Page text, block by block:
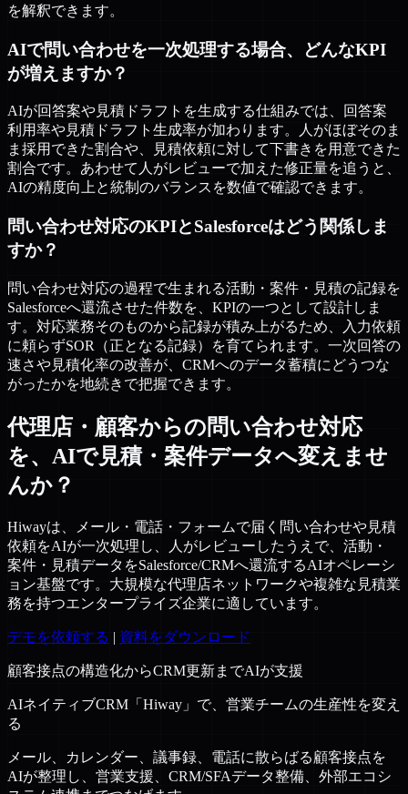
を解釈できます。
AIで問い合わせを一次処理する場合、どんなKPI
が増えますか？
AIが回答案や見積ドラフトを生成する仕組みでは、回答案
利用率や見積ドラフト生成率が加わります。人がほぼそのま
ま採用できた割合や、見積依頼に対して下書きを用意できた
割合です。あわせて人がレビューで加えた修正量を追うと、
AIの精度向上と統制のバランスを数値で確認できます。
問い合わせ対応のKPIとSalesforceはどう関係しま
すか？
問い合わせ対応の過程で生まれる活動・案件・見積の記録を
Salesforceへ還流させた件数を、KPIの一つとして設計しま
す。対応業務そのものから記録が積み上がるため、入力依頼
に頼らずSOR（正となる記録）を育てられます。一次回答の
速さや見積化率の改善が、CRMへのデータ蓄積にどうつな
がったかを地続きで把握できます。
代理店・顧客からの問い合わせ対応
を、AIで見積・案件データへ変えませ
んか？
Hiwayは、メール・電話・フォームで届く問い合わせや見積
依頼をAIが一次処理し、人がレビューしたうえで、活動・
案件・見積データをSalesforce/CRMへ還流するAIオペレーシ
ョン基盤です。大規模な代理店ネットワークや複雑な見積業
務を持つエンタープライズ企業に適しています。
デモを依頼する | 資料をダウンロード
顧客接点の構造化からCRM更新までAIが支援
AIネイティブCRM「Hiway」で、営業チームの生産性を変え
る
メール、カレンダー、議事録、電話に散らばる顧客接点を
AIが整理し、営業支援、CRM/SFAデータ整備、外部エコシ